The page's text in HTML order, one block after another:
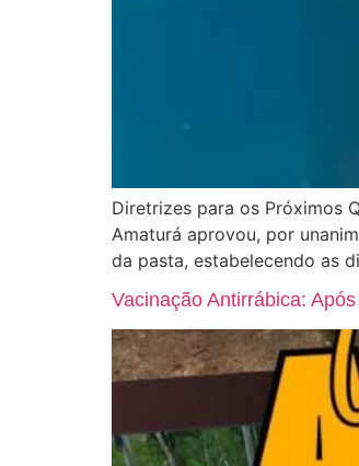
Diretrizes para os Próximos
Amaturá aprovou, por
da pasta, estabelecendo as
Vacinação Antirrábica: